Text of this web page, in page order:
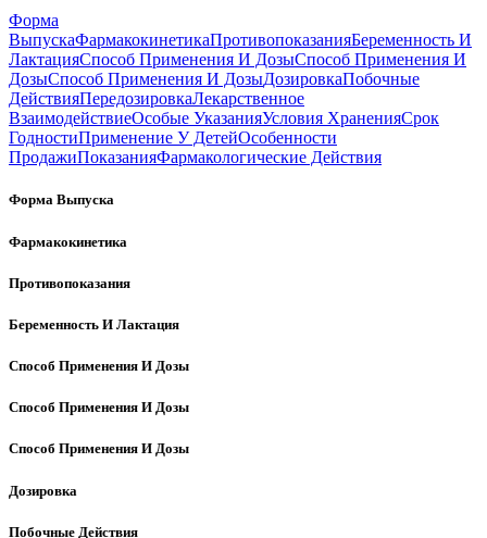
Форма
ВыпускаФармакокинетикаПротивопоказанияБеременность И
ЛактацияСпособ Применения И ДозыСпособ Применения И
ДозыСпособ Применения И ДозыДозировкаПобочные
ДействияПередозировкаЛекарственное
ВзаимодействиеОсобые УказанияУсловия ХраненияСрок
ГодностиПрименение У ДетейОсобенности
ПродажиПоказанияФармакологические Действия
Форма Выпуска
Фармакокинетика
Противопоказания
Беременность И Лактация
Способ Применения И Дозы
Способ Применения И Дозы
Способ Применения И Дозы
Дозировка
Побочные Действия